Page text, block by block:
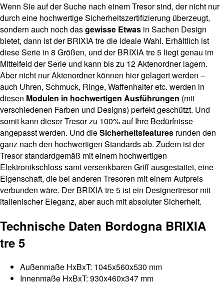
Wenn Sie auf der Suche nach einem Tresor sind, der nicht nur
durch eine hochwertige Sicherheitszertifizierung überzeugt,
sondern auch noch dasgewisse Etwas in Sachen Design
bietet, dann ist der BRIXIA tre die ideale Wahl. Erhältlich ist
diese Serie in 8 Größen, und der BRIXIA tre 5 liegt genau im
Mittelfeld der Serie und kann bis zu 12 Aktenordner lagern.
Aber nicht nur Aktenordner können hier gelagert werden –
auch Uhren, Schmuck, Ringe, Waffenhalter etc. werden in
diesen Modulen in hochwertigen Ausführungen (mit
verschiedenen Farben und Designs) perfekt geschützt. Und
somit kann dieser Tresor zu 100% auf Ihre Bedürfnisse
angepasst werden. Und dieSicherheitsfeatures runden den
ganz nach den hochwertigen Standards ab. Zudem ist der
Tresor standardgemäß mit einem hochwertigen
Elektronikschloss samt versenkbaren Griff ausgestattet, eine
Eigenschaft, die bei anderen Tresoren mit einem Aufpreis
verbunden wäre. Der BRIXIA tre 5 ist ein Designertresor mit
italienischer Eleganz, aber auch mit absoluter Sicherheit.
Technische Daten Bordogna BRIXIA
tre 5
Außenmaße HxBxT: 1045x560x530 mm
Innenmaße HxBxT: 930x460x347 mm